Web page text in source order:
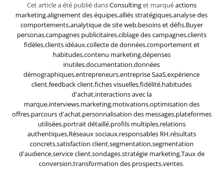
Cet article a été publié dansConsultinget marquéactions
marketing,alignement des équipes,alliés stratégiques,analyse des
comportements,analytique de site web,besoins et défis,Buyer
personas,campagnes publicitaires,ciblage des campagnes,clients
fidèles,clients idéaux,collecte de données,comportement et
habitudes,contenu marketing,dépenses
inutiles,documentation,données
démographiques,entrepreneurs,entreprise SaaS,expérience
client,feedback client,fiches visuelles,fidélité,habitudes
d'achat,interactions avec la
marque,interviews,marketing,motivations,optimisation des
offres,parcours d'achat,personnalisation des messages,plateformes
utilisées,portrait détaillé,profils multiples,relations
authentiques,Réseaux sociaux,responsables RH,résultats
concrets,satisfaction client,segmentation,segmentation
d'audience,service client,sondages,stratégie marketing,Taux de
conversion,transformation des prospects,ventes.